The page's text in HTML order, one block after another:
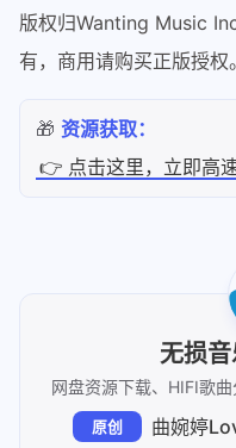
版权归Wanting Music
有，商用请购买正版授权。
🎁 资源获取：
👉 点击这里，立即高
无损
网盘资源下载、HIFI歌
原创